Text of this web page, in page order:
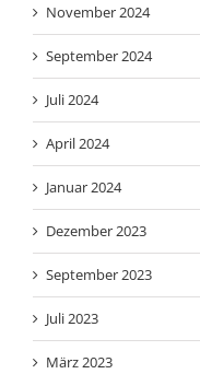
November 2024
September 2024
Juli 2024
April 2024
Januar 2024
Dezember 2023
September 2023
Juli 2023
März 2023